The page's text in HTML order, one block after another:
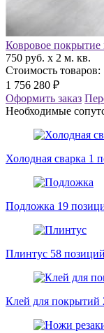
Ковровое покрытие
750 руб. x 2 м. кв.
Стоимость товаров:
1 756 280 ₽
Оформить заказ
Необходимые
Холодная сварка 1
Подложка 19
Плинтус 58 позиций
Клей для покрытий